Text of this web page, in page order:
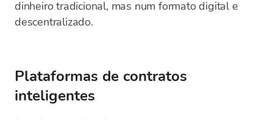
dinheiro tradicional, mas num formato digital e
descentralizado.
Plataformas de contratos
inteligentes